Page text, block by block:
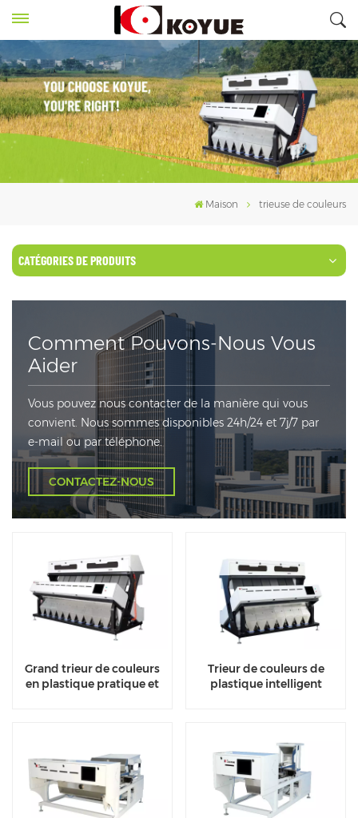
Maison trieuse de couleurs
CATÉGORIES DE PRODUITS
Comment Pouvons-Nous Vous
Aider
Vous pouvez nous contacter de la manière qui vous
convient. Nous sommes disponibles 24h/24 et 7j/7 par
e-mail ou par téléphone.
CONTACTEZ-NOUS
Grand trieur de couleurs
en plastique pratique et
Trieur de couleurs de
plastique intelligent